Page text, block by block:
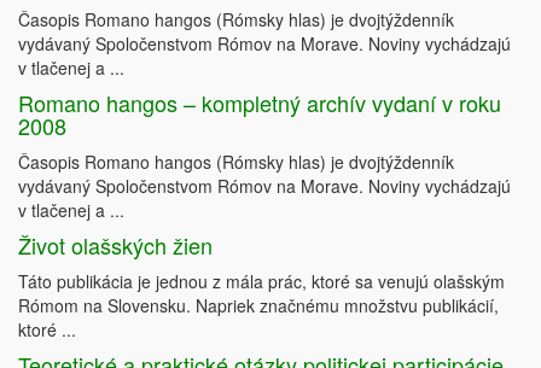
Časopis Romano hangos (Rómsky hlas) je dvojtýždenník
vydávaný Spoločenstvom Rómov na Morave. Noviny vychádzajú
v tlačenej a ...
Romano hangos – kompletný archív vydaní v roku
2008
Časopis Romano hangos (Rómsky hlas) je dvojtýždenník
vydávaný Spoločenstvom Rómov na Morave. Noviny vychádzajú
v tlačenej a ...
Život olašských žien
Táto publikácia je jednou z mála prác, ktoré sa venujú olašským
Rómom na Slovensku. Napriek značnému množstvu publikácií,
ktoré ...